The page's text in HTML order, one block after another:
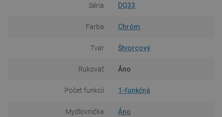
Séria DQ33
Farba Chróm
Tvar Štvorcový
Rukoväť Áno
Počet funkcií 1-funkčná
Mydlovnička Áno